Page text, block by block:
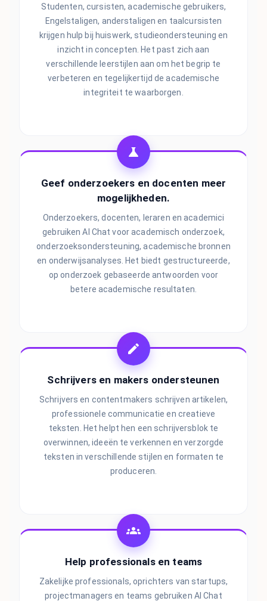
Studenten, cursisten, academische gebruikers,
Engelstaligen, anderstaligen en taalcursisten
krijgen hulp bij huiswerk, studieondersteuning en
inzicht in concepten. Het past zich aan
verschillende leerstijlen aan om het begrip te
verbeteren en tegelijkertijd de academische
integriteit te waarborgen.
Geef onderzoekers en docenten meer
mogelijkheden.
Onderzoekers, docenten, leraren en academici
gebruiken AI Chat voor academisch onderzoek,
onderzoeksondersteuning, academische bronnen
en onderwijsanalyses. Het biedt gestructureerde,
op onderzoek gebaseerde antwoorden voor
betere academische resultaten.
Schrijvers en makers ondersteunen
Schrijvers en contentmakers schrijven artikelen,
professionele communicatie en creatieve
teksten. Het helpt hen een schrijversblok te
overwinnen, ideeën te verkennen en verzorgde
teksten in verschillende stijlen en formaten te
produceren.
Help professionals en teams
Zakelijke professionals, oprichters van startups,
projectmanagers en teams gebruiken AI Chat